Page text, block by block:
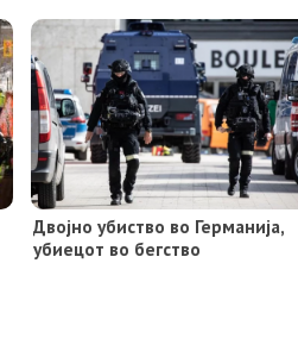
Двојно убиство во Германија,
убиецот во бегство